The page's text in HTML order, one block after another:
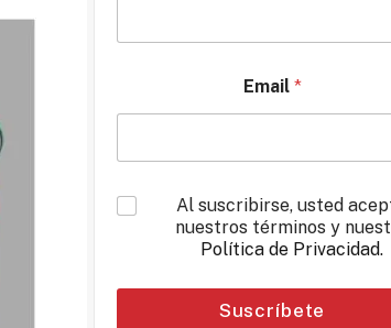
Email *
*
Al suscribirse, usted
nuestros términos y
Política de Privacidad.
Suscríbete